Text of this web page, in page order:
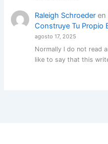
Raleigh Schroederen
Construye Tu Propio
agosto 17, 2025
Normally I do not read
like to say that this